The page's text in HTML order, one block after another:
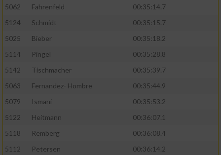
5062
Fahrenfeld
00:35:14.7
5124
Schmidt
00:35:15.7
5025
Bieber
00:35:18.2
5114
Pingel
00:35:28.8
5142
Tischmacher
00:35:39.7
5063
Fernandez- Hombre
00:35:44.9
5079
Ismani
00:35:53.2
5122
Heitmann
00:36:07.1
5118
Remberg
00:36:08.4
5112
Petersen
00:36:14.2